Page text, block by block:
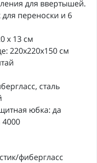
для ввертышей.
переноски и 6
x 13 см
220x220x150 см
сталь
юбка: да
4000
фибергласс